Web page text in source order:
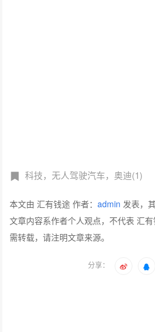
科技，无人驾驶汽车，奥迪(1)
本文由 汇有钱途 作者：admin 发表，
文章内容系作者个人观点，不代表 汇
需转载，请注明文章来源。
分享：